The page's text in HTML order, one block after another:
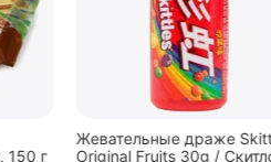
Жевательные драже Skittle
Original Fruits 30g / Скитлс со